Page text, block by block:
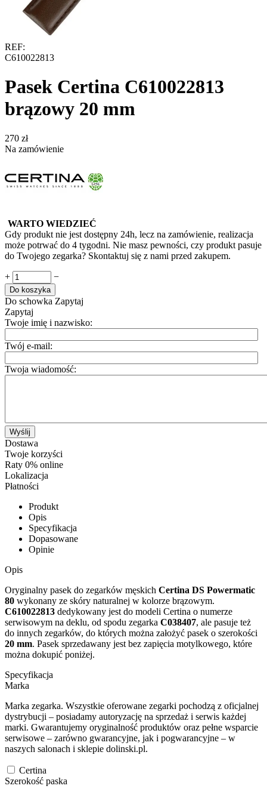
REF:
C610022813
Pasek Certina C610022813
brązowy 20 mm
‍270‍ zł
Na zamówienie
WARTO WIEDZIEĆ
Gdy produkt nie jest dostępny 24h, lecz na zamówienie, realizacja
może potrwać do 4 tygodni. Nie masz pewności, czy produkt pasuje
do Twojego zegarka? Skontaktuj się z nami przed zakupem.
+ −
Do koszyka
Do schowka Zapytaj
Zapytaj
Twoje imię i nazwisko:
Twój e-mail:
Twoja wiadomość:
Wyślij
Dostawa
Twoje korzyści
Raty 0% online
Lokalizacja
Płatności
Produkt
Opis
Specyfikacja
Dopasowane
Opinie
Opis
Oryginalny pasek do zegarków męskich Certina DS Powermatic
80 wykonany ze skóry naturalnej w kolorze brązowym.
C610022813 dedykowany jest do modeli Certina o numerze
serwisowym na deklu, od spodu zegarka C038407, ale pasuje też
do innych zegarków, do których można założyć pasek o szerokości
20 mm. Pasek sprzedawany jest bez zapięcia motylkowego, które
można dokupić poniżej.
Specyfikacja
Marka
Marka zegarka. Wszystkie oferowane zegarki pochodzą z oficjalnej
dystrybucji – posiadamy autoryzację na sprzedaż i serwis każdej
marki. Gwarantujemy oryginalność produktów oraz pełne wsparcie
serwisowe – zarówno gwarancyjne, jak i pogwarancyjne – w
naszych salonach i sklepie dolinski.pl.
Certina
Szerokość paska